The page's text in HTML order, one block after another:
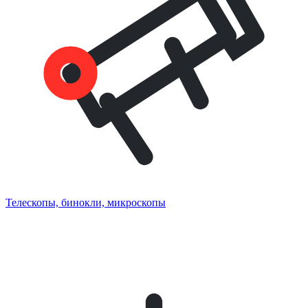
Телескопы, бинокли, микроскопы